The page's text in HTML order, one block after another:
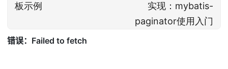
板示例
实现：mybatis-
paginator使用入门